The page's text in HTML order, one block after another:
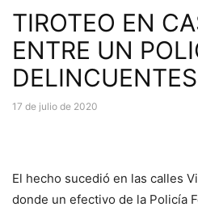
TIROTEO EN
ENTRE UN
DELINCUENTES
17 de julio de 2020
El hecho sucedió en las calles
donde un efectivo de la Policía